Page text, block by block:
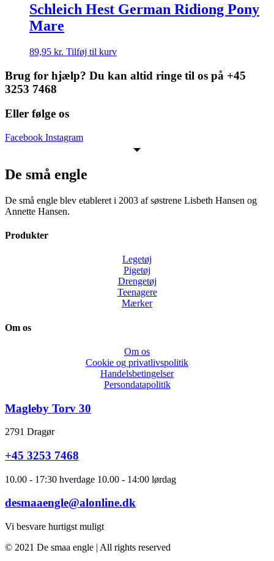
Schleich Hest German Ridiong Pony
Mare
89,95 kr. Tilføj til kurv
Brug for hjælp? Du kan altid ringe til os på +45
3253 7468
Eller følge os
Facebook Instagram
De små engle
De små engle blev etableret i 2003 af søstrene Lisbeth Hansen og
Annette Hansen.
Produkter
Legetøj
Pigetøj
Drengetøj
Teenagere
Mærker
Om os
Om os
Cookie og privatlivspolitik
Handelsbetingelser
Persondatapolitik
Magleby Torv 30
2791 Dragør
+45 3253 7468
10.00 - 17:30 hverdage 10.00 - 14:00 lørdag
desmaaengle@alonline.dk
Vi besvare hurtigst muligt
© 2021 De smaa engle | All rights reserved